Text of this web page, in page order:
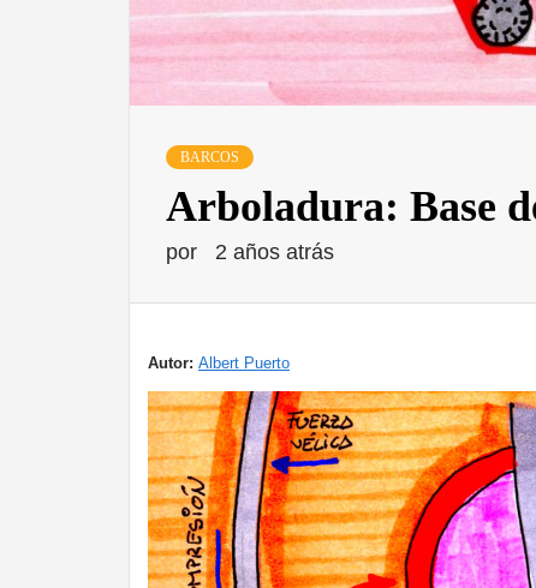
BARCOS
Arboladura: Base
por 2 años atrás
Autor: Albert Puerto